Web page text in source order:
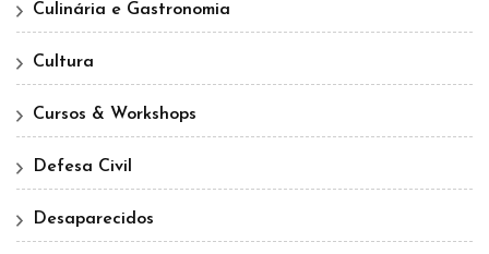
Culinária e Gastronomia
Cultura
Cursos & Workshops
Defesa Civil
Desaparecidos